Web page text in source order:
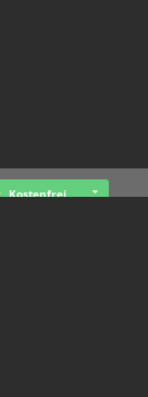
Kostenfrei